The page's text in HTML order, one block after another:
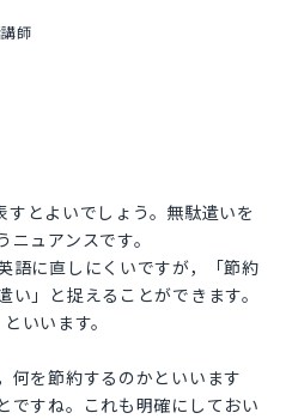
師
すとよいでしょう。無駄遣いを
ュアンスです。
語に直しにくいですが，「節約
」と捉えることができます。
いいます。
何を節約するのかといいます
ですね。これも明確にしておい